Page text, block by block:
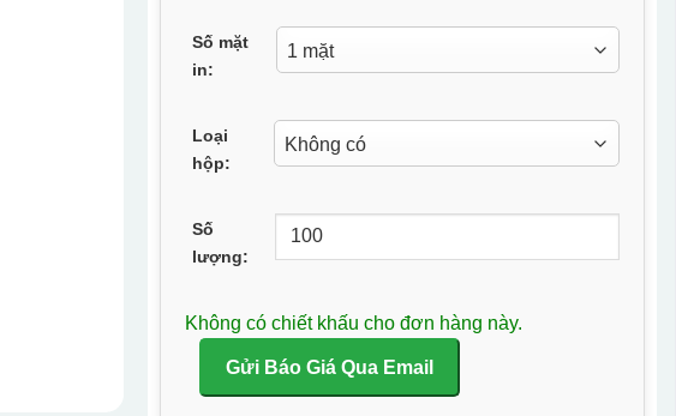
Số mặt
in:
Loại
hộp:
Số
lượng:
Không có chiết khấu cho đơn hàng này.
Gửi Báo Giá Qua Email